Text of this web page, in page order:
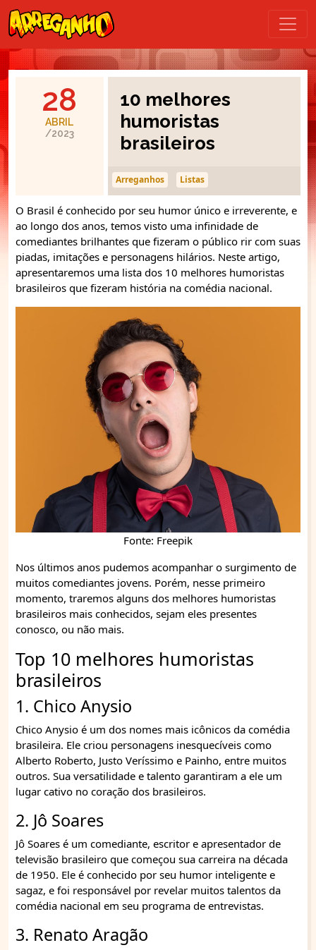
28
ABRIL
/2023
10 melhores
humoristas
brasileiros
Arreganhos Listas
O Brasil é conhecido por seu humor único e irreverente, e
ao longo dos anos, temos visto uma infinidade de
comediantes brilhantes que fizeram o público rir com suas
piadas, imitações e personagens hilários. Neste artigo,
apresentaremos uma lista dos 10 melhores humoristas
brasileiros que fizeram história na comédia nacional.
Fonte: Freepik
Nos últimos anos pudemos acompanhar o surgimento de
muitos comediantes jovens. Porém, nesse primeiro
momento, traremos alguns dos melhores humoristas
brasileiros mais conhecidos, sejam eles presentes
conosco, ou não mais.
Top 10 melhores humoristas
brasileiros
1. Chico Anysio
Chico Anysio é um dos nomes mais icônicos da comédia
brasileira. Ele criou personagens inesquecíveis como
Alberto Roberto, Justo Veríssimo e Painho, entre muitos
outros. Sua versatilidade e talento garantiram a ele um
lugar cativo no coração dos brasileiros.
2. Jô Soares
Jô Soares é um comediante, escritor e apresentador de
televisão brasileiro que começou sua carreira na década
de 1950. Ele é conhecido por seu humor inteligente e
sagaz, e foi responsável por revelar muitos talentos da
comédia nacional em seu programa de entrevistas.
3. Renato Aragão